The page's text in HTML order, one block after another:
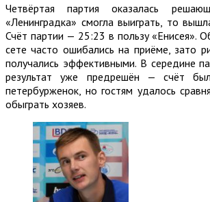
Четвёртая партия оказалась
«Ленинградка» смогла выиграть, то
Счёт партии — 25:23 в пользу «Енисея».
сете часто ошибались на приёме, зато
получались эффективными. В середине
результат уже предрешён — счёт
петербурженок, но гостям удалось
обыграть хозяев.